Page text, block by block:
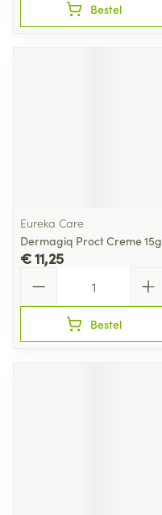
Bestel
Eureka Care
Dermagiq Proct Creme 15g
€ 11,25
Bestel